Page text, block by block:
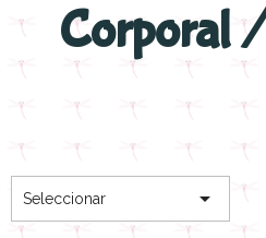
Corporal
Seleccionar 